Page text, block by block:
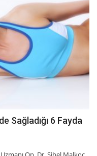
Sağladığı 6 Fayda